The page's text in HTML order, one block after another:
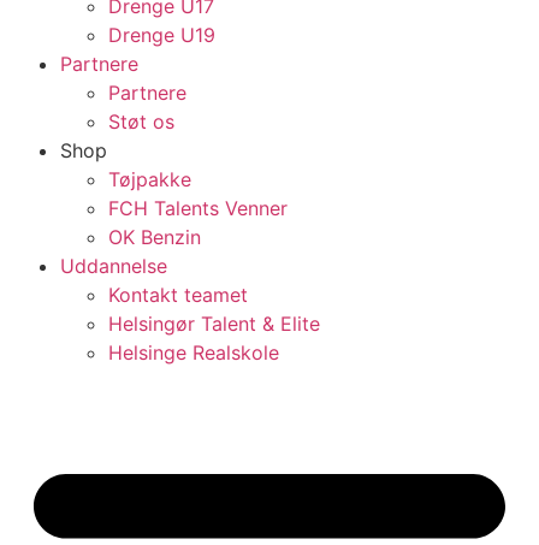
Drenge U17
Drenge U19
Partnere
Partnere
Støt os
Shop
Tøjpakke
FCH Talents Venner
OK Benzin
Uddannelse
Kontakt teamet
Helsingør Talent & Elite
Helsinge Realskole